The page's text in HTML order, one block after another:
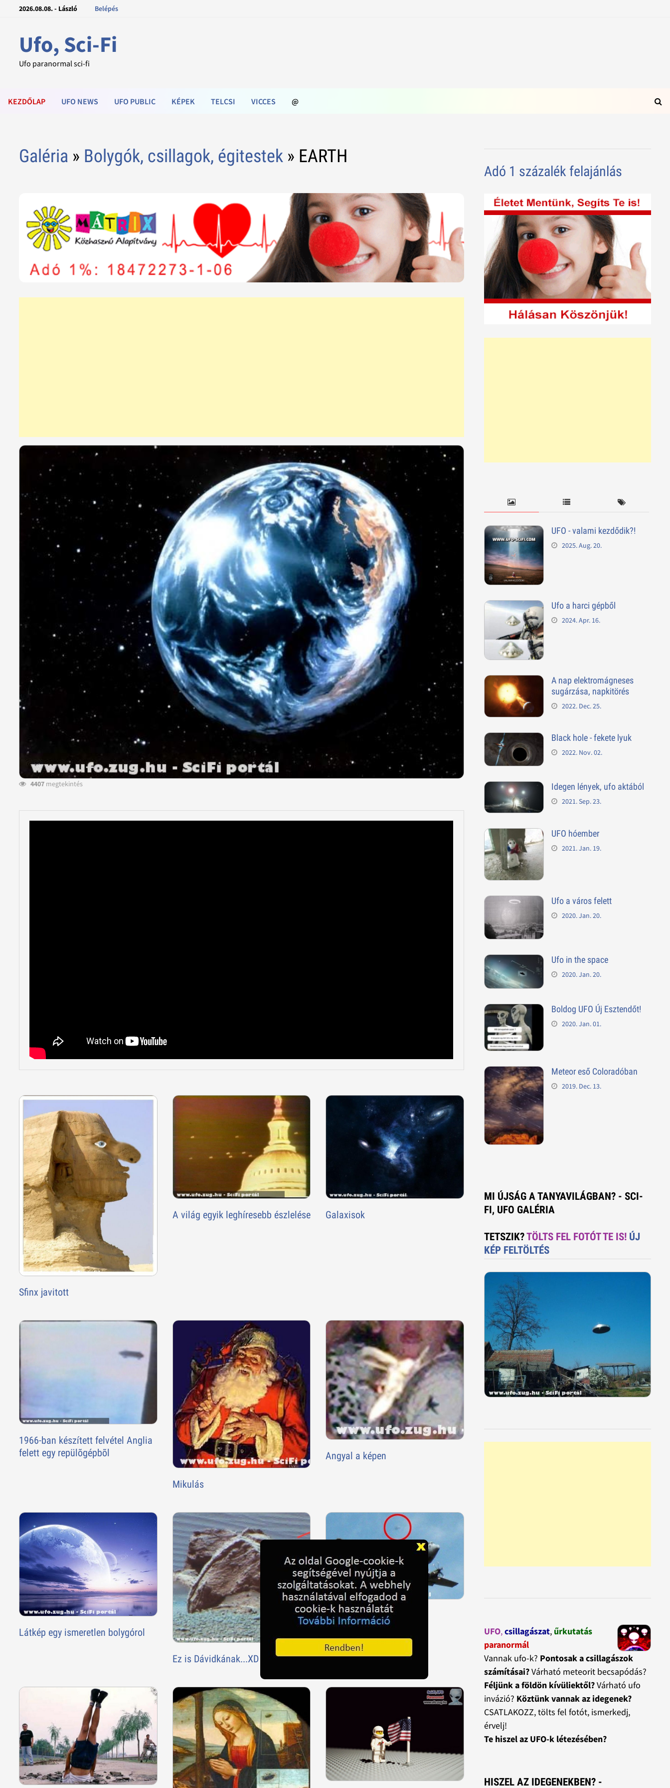
2026.08.08. - László Belépés
Ufo, Sci-Fi
Ufo paranormal sci-fi
KEZDŐLAP UFO NEWS UFO PUBLIC KÉPEK TELCSI VICCES @
Galéria » Bolygók, csillagok, égitestek » EARTH
4407 megtekintés
Sfinx javitott
A világ egyik leghíresebb észlelése Galaxisok
1966-ban készített felvétel Anglia
felett egy repülõgépbõl
Mikulás
Angyal a képen
Látkép egy ismeretlen bolygórol
Ez is Dávidkának...XD
ufó
Adó 1 százalék felajánlás
UFO - valami kezdődik?!
2025. Aug. 20.
Ufo a harci gépből
2024. Apr. 16.
A nap elektromágneses
sugárzása, napkitörés
2022. Dec. 25.
Black hole - fekete lyuk
2022. Nov. 02.
Idegen lények, ufo aktából
2021. Sep. 23.
UFO hóember
2021. Jan. 19.
Ufo a város felett
2020. Jan. 20.
Ufo in the space
2020. Jan. 20.
Boldog UFO Új Esztendőt!
2020. Jan. 01.
Meteor eső Coloradóban
2019. Dec. 13.
MI ÚJSÁG A TANYAVILÁGBAN? - SCI-
FI, UFO GALÉRIA
TETSZIK?TÖLTS FEL FOTÓT TE IS! ÚJ
KÉP FELTÖLTÉS
UFO,csillagászat, űrkutatás
paranormál
Vannak ufo-k? Pontosak a csillagászok
számításai?Várható meteorit becsapódás?
Féljünk a földön kívüliektől?Várható ufo
invázió? Köztünk vannak az idegenek?
CSATLAKOZZ, tölts fel fotót, ismerkedj,
érvelj!
Te hiszel az UFO-k létezésében?
HISZEL AZ IDEGENEKBEN? -